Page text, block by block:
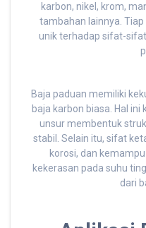
karbon, nikel, krom,
tambahan lainnya.
unik terhadap sifat-
Baja paduan memiliki
baja karbon biasa. Hal
unsur membentuk
stabil. Selain itu, sifat
korosi, dan
kekerasan pada suhu
dari